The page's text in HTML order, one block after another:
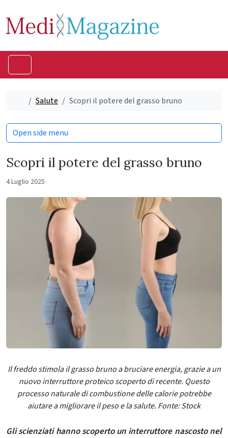
Home
Salute Scopri il potere del grasso bruno
Scopri il potere del grasso bruno
4 Luglio 2025
Il freddo stimola il grasso bruno a bruciare energia, grazie a un
nuovo interruttore proteico scoperto di recente. Questo
processo naturale di combustione delle calorie potrebbe
aiutare a migliorare il peso e la salute. Fonte: Stock
Gli scienziati hanno scoperto un interruttore nascosto nel
Open side menu